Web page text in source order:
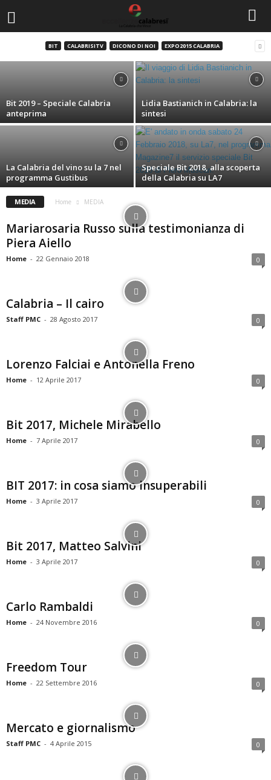
BIT CALABRISITV DICONO DI NOI EXPO2015 CALABRIA
Premio Valarioti-Impastato: il medley
dell’edizione 2019
28 Marzo 2019
Bit 2019 – Speciale Calabria
anteprima
Lidia Bastianich in Calabria: la
sintesi
La Calabria del vino su la 7 nel
programma Gustibus
Speciale Bit 2018, alla scoperta
della Calabria su LA7
MEDIA Home MEDIA
Mariarosaria Russo sulla testimonianza di
Piera Aiello
Home - 22 Gennaio 2018 0
Calabria – Il cairo
Staff PMC - 28 Agosto 2017 0
Lorenzo Falciai e Antonella Freno
Home - 12 Aprile 2017 0
Bit 2017, Michele Mirabello
Home - 7 Aprile 2017 0
BIT 2017: in cosa siamo insuperabili
Home - 3 Aprile 2017 0
Bit 2017, Matteo Salvini
Home - 3 Aprile 2017 0
Carlo Rambaldi
Home - 24 Novembre 2016 0
Freedom Tour
Home - 22 Settembre 2016 0
Mercato e giornalismo
Staff PMC - 4 Aprile 2015 0